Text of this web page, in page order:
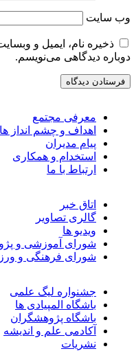
سایت
ذخیره نام، ایمیل و
دیدگاهی می‌نویسم.
معرفی مجتمع
اهداف و چشم انداز ها
پیام مدیران
استخدام و همکاری
ارتباط با ما
اتاق خبر
گالری تصاویر
ویدیو ها
شورای آموزشی و
شورای فرهنگی و
جشنواره لیگ علمی
باشگاه المپیادی ها
باشگاه پژوهشگران
آکادمی علم و اندیشه
نشریات